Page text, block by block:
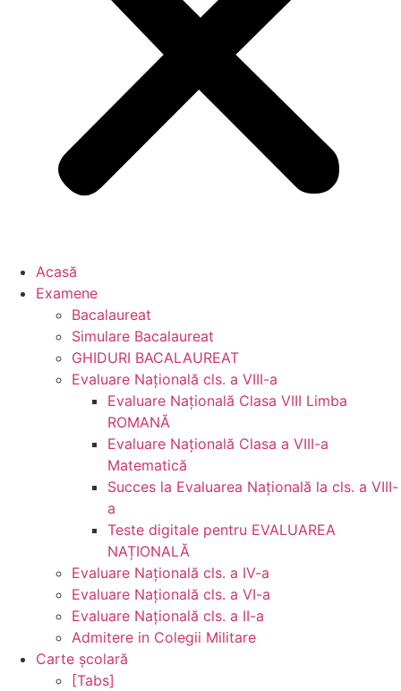
Acasă
Examene
Bacalaureat
Simulare Bacalaureat
GHIDURI BACALAUREAT
Evaluare Naţională cls. a VIII-a
Evaluare Naţională Clasa VIII Limba
ROMANĂ
Evaluare Naţională Clasa a VIII-a
Matematică
Succes la Evaluarea Națională la cls. a VIII-
a
Teste digitale pentru EVALUAREA
NAȚIONALĂ
Evaluare Naţională cls. a IV-a
Evaluare Naţională cls. a VI-a
Evaluare Naţională cls. a II-a
Admitere in Colegii Militare
Carte şcolară
[Tabs]